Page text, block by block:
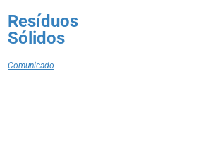
Resíduos
Sólidos
Comunicado